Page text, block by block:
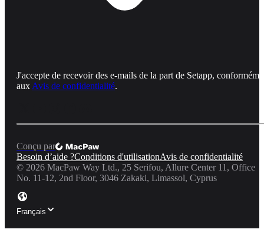
J'accepte de recevoir des e-mails de la part de Setapp,
aux Avis de confidentialité.
Conçu par
Besoin d’aide ?Conditions d'utilisationAvis de confidentialité
© 2026 MacPaw Way Ltd., 25 Serifou, Allure Center 11, Office
No. 11-12, 2nd Floor, 3046 Zakaki, Limassol, Cyprus
Français